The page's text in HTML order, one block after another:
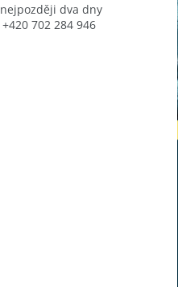
dva dny
702 284 946